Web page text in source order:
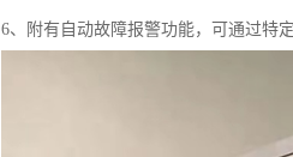
6、附有自动故障报警功能，可通过特